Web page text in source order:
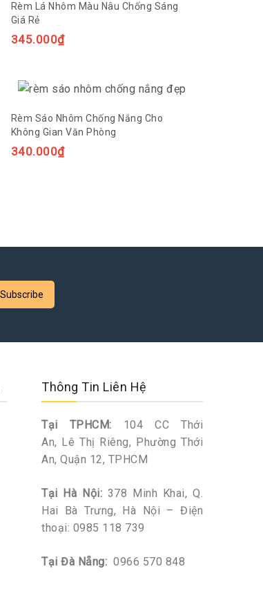
Rèm Lá Nhôm Màu Nâu Chống Sáng
Giá Rẻ
345.000₫
Rèm Sáo Nhôm Chống Nắng Cho
Không Gian Văn Phòng
340.000₫
Thông Tin Liên Hệ
Tại TPHCM: 104 CC Thới
An, Lê Thị Riêng, Phường Thới
An, Quận 12, TPHCM
Tại Hà Nội: 378 Minh Khai, Q.
Hai Bà Trưng, Hà Nội – Điện
thoại: 0985 118 739
Tại Đà Nẵng: 0966 570 848